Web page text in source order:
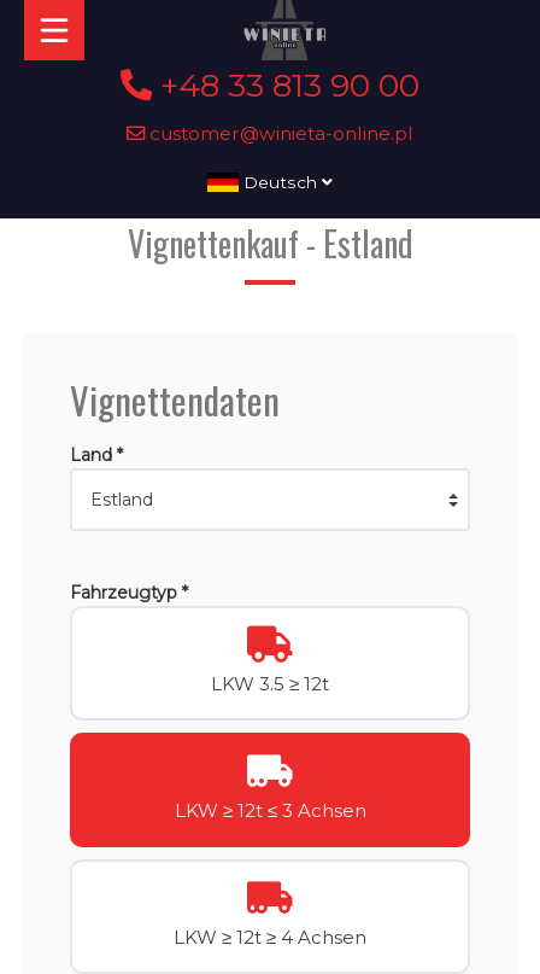
+48 33 813 90 00
customer@winieta-online.pl
Deutsch
Vignettenkauf - Estland
Vignettendaten
Land *
Fahrzeugtyp *
LKW 3.5 ≥ 12t
LKW ≥ 12t ≤ 3 Achsen
LKW ≥ 12t ≥ 4 Achsen